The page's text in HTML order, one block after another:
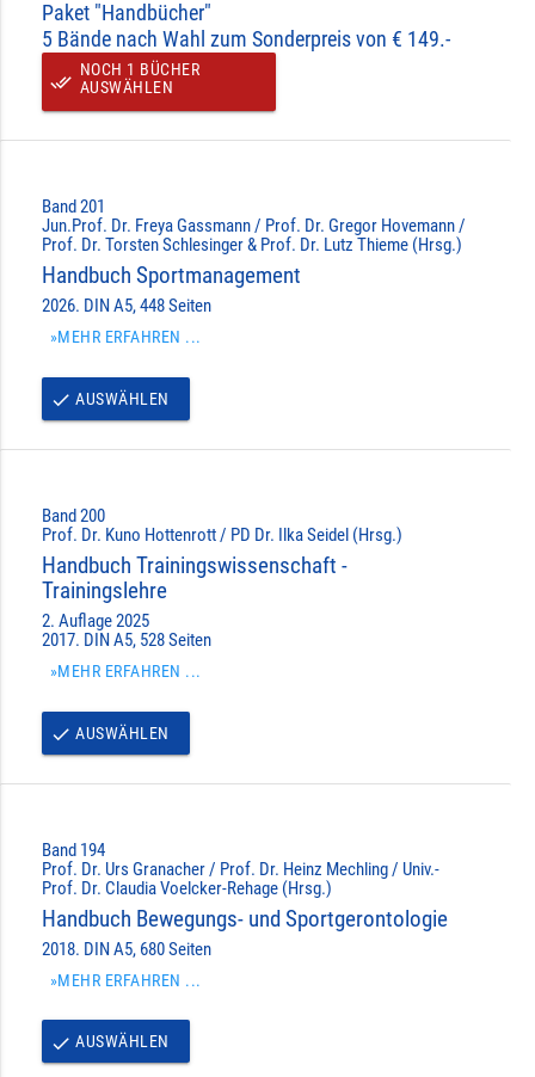
Paket "Handbücher"
5 Bände nach Wahl zum Sonderpreis von € 149.-
done_all
NOCH 1 BÜCHER
AUSWÄHLEN
Band 201
Jun.Prof. Dr. Freya Gassmann / Prof. Dr. Gregor Hovemann /
Prof. Dr. Torsten Schlesinger & Prof. Dr. Lutz Thieme (Hrsg.)
Handbuch Sportmanagement
2026. DIN A5, 448 Seiten
»MEHR ERFAHREN ...
done AUSWÄHLEN
Band 200
Prof. Dr. Kuno Hottenrott / PD Dr. Ilka Seidel (Hrsg.)
Handbuch Trainingswissenschaft -
Trainingslehre
2. Auflage 2025
2017. DIN A5, 528 Seiten
»MEHR ERFAHREN ...
done AUSWÄHLEN
Band 194
Prof. Dr. Urs Granacher / Prof. Dr. Heinz Mechling / Univ.-
Prof. Dr. Claudia Voelcker-Rehage (Hrsg.)
Handbuch Bewegungs- und Sportgerontologie
2018. DIN A5, 680 Seiten
»MEHR ERFAHREN ...
done AUSWÄHLEN